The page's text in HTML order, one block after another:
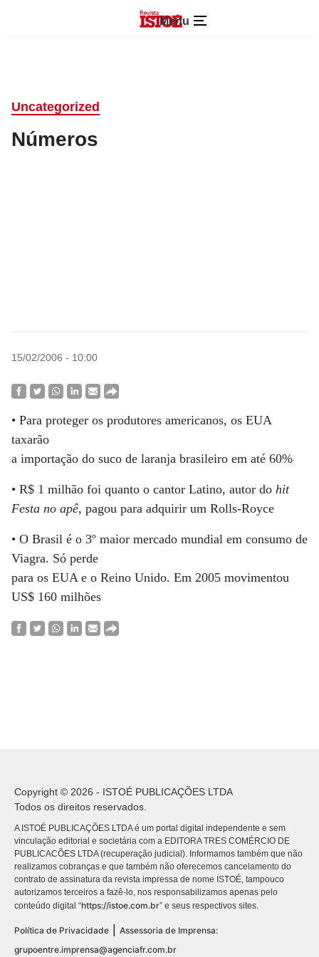
Menu
Uncategorized
Números
15/02/2006 - 10:00
• Para proteger os produtores americanos, os EUA
taxarão
a importação do suco de laranja brasileiro em até 60%
• R$ 1 milhão foi quanto o cantor Latino, autor do hit
Festa no apê, pagou para adquirir um Rolls-Royce
• O Brasil é o 3º maior mercado mundial em consumo de
Viagra. Só perde
para os EUA e o Reino Unido. Em 2005 movimentou
US$ 160 milhões
Copyright © 2026 - ISTOÉ PUBLICAÇÕES LTDA
Todos os direitos reservados.
A ISTOÉ PUBLICAÇÕES LTDA é um portal digital independente e sem
vinculação editorial e societária com a EDITORA TRES COMÉRCIO DE
PUBLICACÕES LTDA (recuperação judicial). Informamos também que não
realizamos cobranças e que também não oferecemos cancelamento do
contrato de assinatura da revista impressa de nome ISTOÉ, tampouco
autorizamos terceiros a fazê-lo, nos responsabilizamos apenas pelo
conteúdo digital “https://istoe.com.br” e seus respectivos sites.
Política de Privacidade
Assessoria de Imprensa:
grupoentre.imprensa@agenciafr.com.br